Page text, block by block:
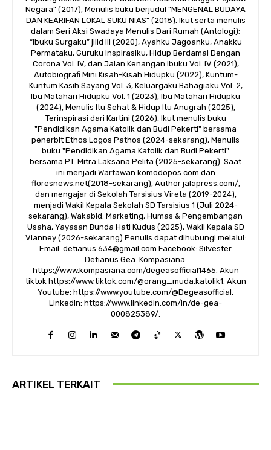
Negara” (2017), Menulis buku berjudul "MENGENAL BUDAYA
DAN KEARIFAN LOKAL SUKU NIAS" (2018). Ikut serta menulis
dalam Seri Aksi Swadaya Menulis Dari Rumah (Antologi);
“Ibuku Surgaku” jilid III (2020), Ayahku Jagoanku, Anakku
Permataku, Guruku Inspirasiku, Hidup Berdamai Dengan
Corona Vol. IV, dan Jalan Kenangan Ibuku Vol. IV (2021),
Autobiografi Mini Kisah-Kisah Hidupku (2022), Kuntum-
Kuntum Kasih Sayang Vol. 3, Keluargaku Bahagiaku Vol. 2,
Ibu Matahari Hidupku Vol. 1 (2023), Ibu Matahari Hidupku
(2024), Menulis Itu Sehat & Hidup Itu Anugrah (2025),
Terinspirasi dari Kartini (2026), Ikut menulis buku
"Pendidikan Agama Katolik dan Budi Pekerti" bersama
penerbit Ethos Logos Pathos (2024-sekarang), Menulis
buku "Pendidikan Agama Katolik dan Budi Pekerti"
bersama PT. Mitra Laksana Pelita (2025-sekarang). Saat
ini menjadi Wartawan komodopos.com dan
floresnews.net(2018-sekarang), Author jalapress.com/,
dan mengajar di Sekolah Tarsisius Vireta (2019-2024),
menjadi Wakil Kepala Sekolah SD Tarsisius 1 (Juli 2024-
sekarang), Wakabid. Marketing, Humas & Pengembangan
Usaha, Yayasan Bunda Hati Kudus (2025), Wakil Kepala SD
Vianney (2026-sekarang) Penulis dapat dihubungi melalui:
Email: detianus.634@gmail.com Facebook: Silvester
Detianus Gea. Kompasiana:
https://www.kompasiana.com/degeasofficial1465. Akun
tiktok https://www.tiktok.com/@orang_muda.katolik1. Akun
Youtube: https://www.youtube.com/@Degeasofficial.
LinkedIn: https://www.linkedin.com/in/de-gea-
000825389/.
ARTIKEL TERKAIT